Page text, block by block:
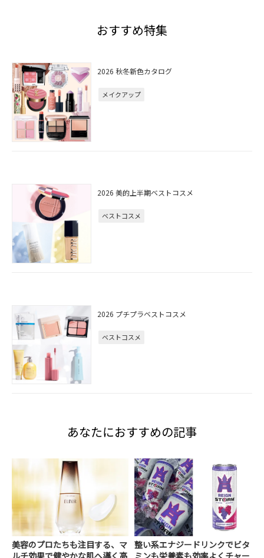
おすすめ特集
2026 秋冬新色カタログ
メイクアップ
2026 美的上半期ベストコスメ
ベストコスメ
2026 プチプラベストコスメ
ベストコスメ
あなたにおすすめの記事
美容のプロたちも注目する、マ
ルチ効果で健やかな肌へ導く高
整い系エナジードリンクでビタ
ミンも栄養素も効率よくチャー